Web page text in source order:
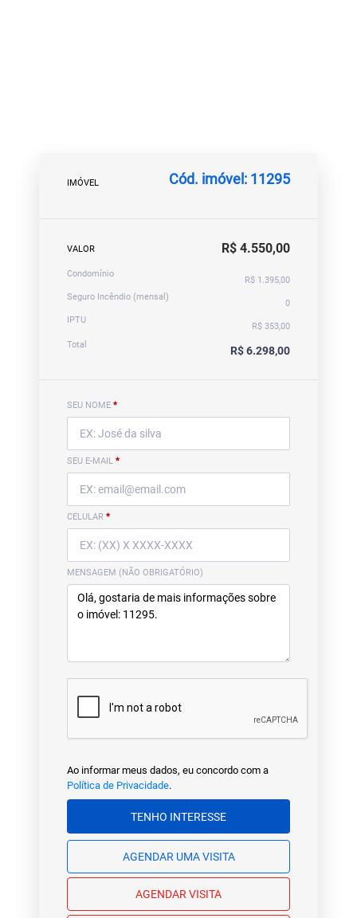
IMÓVEL Cód. imóvel: 11295
VALOR R$ 4.550,00
Condomínio
R$ 1.395,00
Seguro Incêndio (mensal)
0
IPTU
R$ 353,00
Total
R$ 6.298,00
SEU NOME *
SEU E-MAIL *
CELULAR *
MENSAGEM (NÃO OBRIGATÓRIO)
Ao informar meus dados, eu concordo com a
Política de Privacidade.
TENHO INTERESSE
AGENDAR UMA VISITA
AGENDAR VISITA